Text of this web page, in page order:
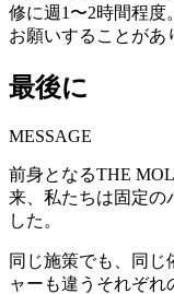
修に週1〜2時間程度
お願いすることがあ
最後に
MESSAGE
前身となるTHE
来、私たちは固定の
した。
同じ施策でも、同じ
ャーも違うそれぞ